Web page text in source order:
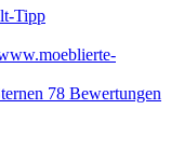
Tipp
78 Bewertungen